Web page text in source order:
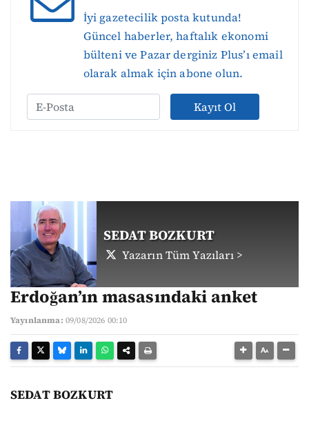
İyi gazetecilik posta kutunda!
Güncel haberler, haftalık ekonomi
bülteni ve Pazar derginiz Plus’ı email
olarak almak için abone olun.
Kayıt Ol
SEDAT BOZKURT
Yazarın Tüm Yazıları >
Erdoğan’ın masasındaki anket
Yayınlanma: 09/08/2026 00:10
SEDAT BOZKURT